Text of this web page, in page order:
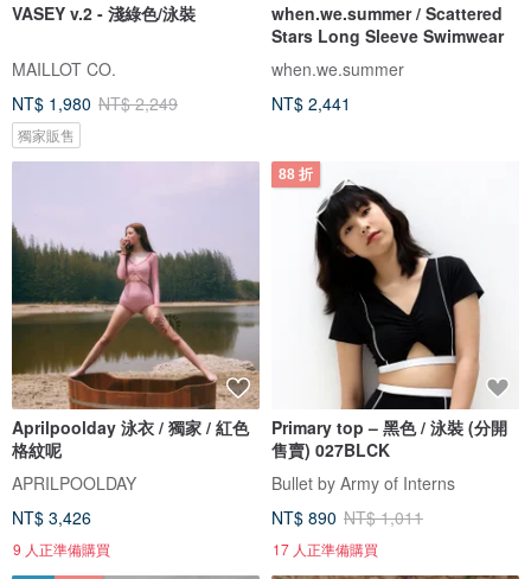
VASEY v.2 - 淺綠色/泳裝
MAILLOT CO.
NT$ 1,980 NT$ 2,249
獨家販售
when.we.summer / Scattered
Stars Long Sleeve Swimwear
when.we.summer
NT$ 2,441
Aprilpoolday 泳衣 / 獨家 / 紅色
格紋呢
APRILPOOLDAY
NT$ 3,426
9 人正準備購買
88 折
Primary top – 黑色 / 泳裝 (分開
售賣) 027BLCK
Bullet by Army of Interns
NT$ 890 NT$ 1,011
17 人正準備購買